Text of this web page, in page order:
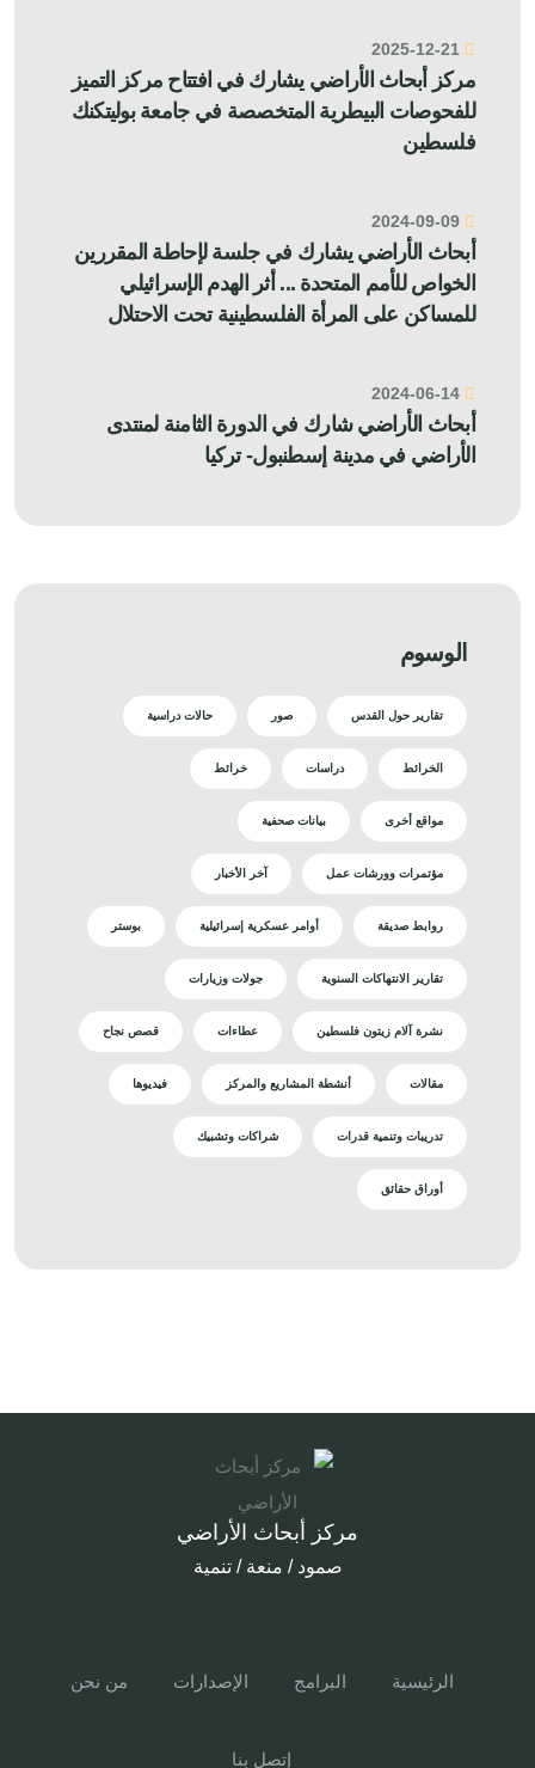
مركز أبحاث الأراضي يشارك في افتتاح مركز التميز
للفحوصات البيطرية المتخصصة في جامعة بوليتكنك
فلسطين
أبحاث الأراضي يشارك في جلسة لإحاطة المقررين
الخواص للأمم المتحدة ... أثر الهدم الإسرائيلي
للمساكن على المرأة الفلسطينية تحت الاحتلال
أبحاث الأراضي شارك في الدورة الثامنة لمنتدى
الأراضي في مدينة إسطنبول- تركيا
الوسوم
تقارير حول القدس صور حالات دراسية
الخرائط دراسات خرائط
مواقع أخرى بيانات صحفية
مؤتمرات وورشات عمل آخر الأخبار
روابط صديقة أوامر عسكرية إسرائيلية بوستر
تقارير الانتهاكات السنوية جولات وزيارات
نشرة آلام زيتون فلسطين عطاءات قصص نجاح
مقالات أنشطة المشاريع والمركز فيديوها
تدريبات وتنمية قدرات شراكات وتشبيك
أوراق حقائق
مركز أبحاث الأراضي
صمود / منعة / تنمية
الرئيسية البرامج الإصدارات من نحن
إتصل بنا